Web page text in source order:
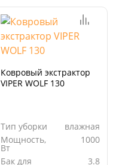
Ковровый экстрактор
VIPER WOLF 130
Тип уборки
влажная
Мощность,
Вт
1000
Бак для
3.8